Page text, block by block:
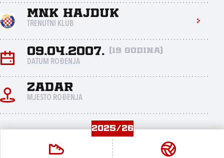
MNK Hajduk
TRENUTNI KLUB
09.04.2007. (19 godina)
DATUM ROĐENJA
Zadar
MJESTO ROĐENJA
2025/26